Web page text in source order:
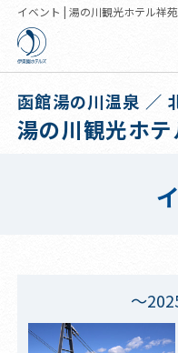
イベント | 湯の川観光ホテル祥苑
函館湯の川温泉 ／
湯の川観光ホ
～